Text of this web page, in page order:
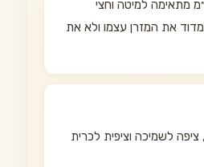
120/190 ס״מ מתאימה למיטה וחצי
את המזרן עצמו ולא את
ציפה לשמיכה וציפית לכרית